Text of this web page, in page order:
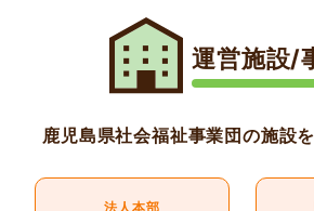
運営施設/
鹿児島県社会福祉事業団の施設
法人本部